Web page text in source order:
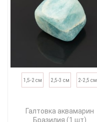
1,5-2 см 2,5-3 см 2-2,5 см
Галтовка аквамарин
Бразилия (1 шт)